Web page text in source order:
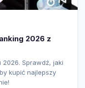
2026 z
Sprawdź, jaki
kupić najlepszy